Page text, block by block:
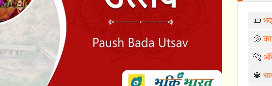
📜
🐚
🐅
🔱